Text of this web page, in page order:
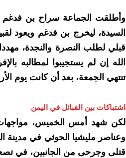
السيدة، ليخرج بن فدغم ويعود
قبلي لطلب النصرة والنجدة،
الله إن لم يستجيبوا لمطالبه
تنتهي الجمعة، بعد أن كانت يوم
اشتباكات بين القبائل في اليمن
لكن شهد أمس الخميس،
وعناصر مليشيا الحوثي في
قتلى وجرحى من الجانبين، في